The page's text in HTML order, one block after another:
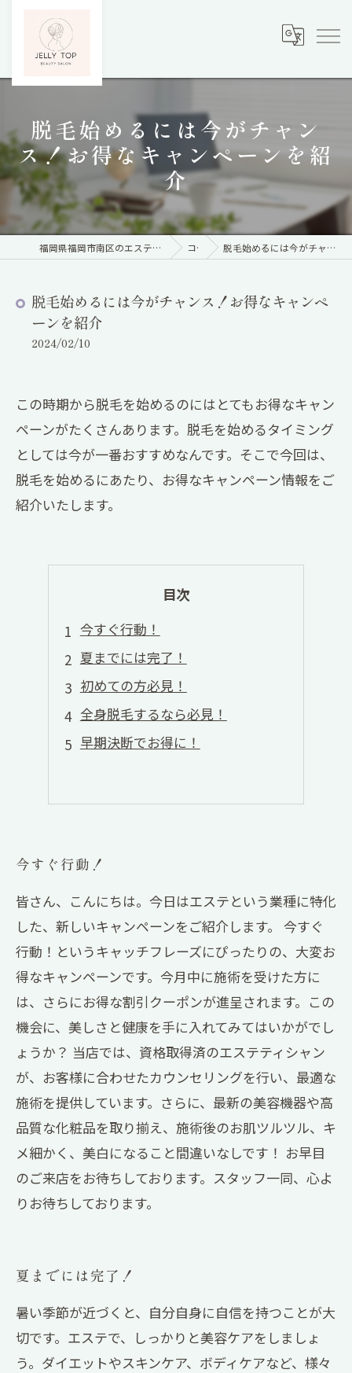
脱毛始めるには今がチャン
ス！お得なキャンペーンを紹
介
福岡県福岡市南区のエステならBody care&脱毛サロン Jelly Top コラム 脱毛始めるには今がチャンス！お得なキャンペーンを紹介
脱毛始めるには今がチャンス！お得なキャンペ
ーンを紹介
2024/02/10
この時期から脱毛を始めるのにはとてもお得なキャン
ペーンがたくさんあります。脱毛を始めるタイミング
としては今が一番おすすめなんです。そこで今回は、
脱毛を始めるにあたり、お得なキャンペーン情報をご
紹介いたします。
目次
今すぐ行動！
夏までには完了！
初めての方必見！
全身脱毛するなら必見！
早期決断でお得に！
今すぐ行動！
皆さん、こんにちは。今日はエステという業種に特化
した、新しいキャンペーンをご紹介します。 今すぐ
行動！というキャッチフレーズにぴったりの、大変お
得なキャンペーンです。今月中に施術を受けた方に
は、さらにお得な割引クーポンが進呈されます。この
機会に、美しさと健康を手に入れてみてはいかがでし
ょうか？ 当店では、資格取得済のエステティシャン
が、お客様に合わせたカウンセリングを行い、最適な
施術を提供しています。さらに、最新の美容機器や高
品質な化粧品を取り揃え、施術後のお肌ツルツル、キ
メ細かく、美白になること間違いなしです！ お早目
のご来店をお待ちしております。スタッフ一同、心よ
りお待ちしております。
夏までには完了！
暑い季節が近づくと、自分自身に自信を持つことが大
切です。エステで、しっかりと美容ケアをしましょ
う。ダイエットやスキンケア、ボディケアなど、様々